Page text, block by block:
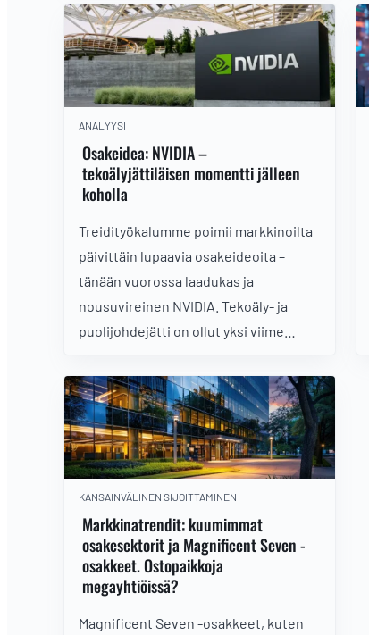
erityisesti odotusten varaan
rakennetun kasvutarinan, robotaxi-
hankkeen ja Muskin fokuksen
palautumisen myötä.
ANALYYSI
Osakeidea: NVIDIA –
tekoälyjättiläisen momentti jälleen
koholla
Treidityökalumme poimii markkinoilta
päivittäin lupaavia osakeideoita –
tänään vuorossa laadukas ja
nousuvireinen NVIDIA. Tekoäly- ja
puolijohdejätti on ollut yksi viime
ja tekninen näkymä tukee edelleen
nousutrendin jatkumista. Momentti on
vahva, sijoittajaluottamus korkealla ja
tekoälymegatrendi pitää yhtiön
valokeilassa.
KANSAINVÄLINEN SIJOITTAMINEN
Markkinatrendit: kuumimmat
osakesektorit ja Magnificent Seven -
osakkeet. Ostopaikkoja
megayhtiöissä?
Magnificent Seven -osakkeet, kuten